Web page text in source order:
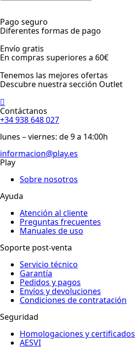
Pago seguro
Diferentes formas de pago
Envío gratis
En compras superiores a 60€
Tenemos las mejores ofertas
Descubre nuestra sección Outlet
Contáctanos
+34 938 648 027
lunes – viernes: de 9 a 14:00h
informacion@play.es
Play
Sobre nosotros
Ayuda
Atención al cliente
Preguntas frecuentes
Manuales de uso
Soporte post-venta
Servicio técnico
Garantía
Pedidos y pagos
Envíos y devoluciones
Condiciones de contratación
Seguridad
Homologaciones y certificados
AESVI